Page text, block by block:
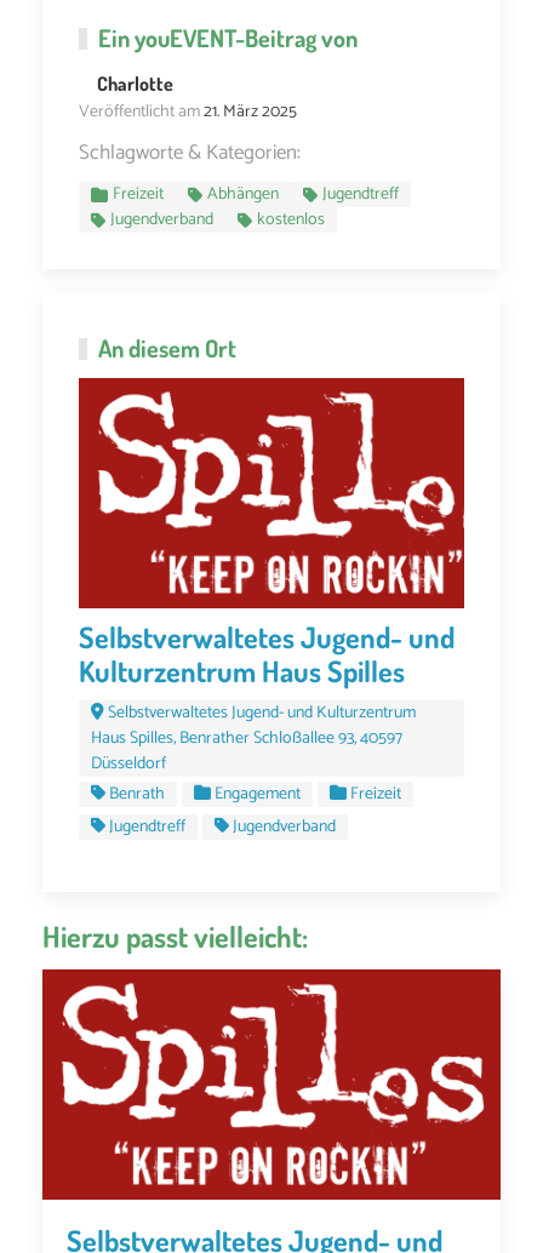
EinyouEVENT-Beitrag von
Charlotte
Veröffentlicht am21. März 2025
Schlagworte & Kategorien:
Freizeit Abhängen
Jugendtreff
Jugendverband
kostenlos
An diesem Ort
Selbstverwaltetes Jugend- und
Kulturzentrum Haus Spilles
Selbstverwaltetes Jugend- und Kulturzentrum
Haus Spilles, Benrather Schloßallee 93, 40597
Düsseldorf
Benrath
Engagement
Freizeit
Jugendtreff
Jugendverband
Hierzu passt vielleicht:
Selbstverwaltetes Jugend- und